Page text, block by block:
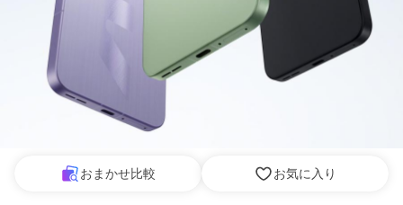
おまかせ比較 お気に入り